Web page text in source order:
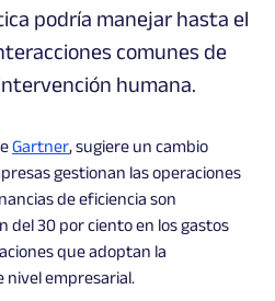
podría manejar hasta el
comunes de
humana.
Gartner, sugiere un cambio
gestionan las operaciones
de eficiencia son
del 30 por ciento en los gastos
que adoptan la
nivel empresarial.